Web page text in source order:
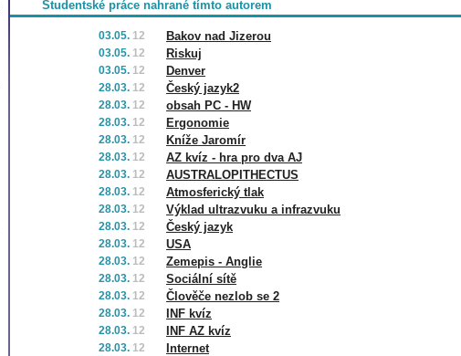
Studentské práce nahrané tímto autorem
03.05. 12 Bakov nad Jizerou
03.05. 12 Riskuj
03.05. 12 Denver
28.03. 12 Český jazyk2
28.03. 12 obsah PC - HW
28.03. 12 Ergonomie
28.03. 12 Kníže Jaromír
28.03. 12 AZ kvíz - hra pro dva AJ
28.03. 12 AUSTRALOPITHECTUS
28.03. 12 Atmosferický tlak
28.03. 12 Výklad ultrazvuku a infrazvuku
28.03. 12 Český jazyk
28.03. 12 USA
28.03. 12 Zemepis - Anglie
28.03. 12 Sociální sítě
28.03. 12 Člověče nezlob se 2
28.03. 12 INF kvíz
28.03. 12 INF AZ kvíz
28.03. 12 Internet